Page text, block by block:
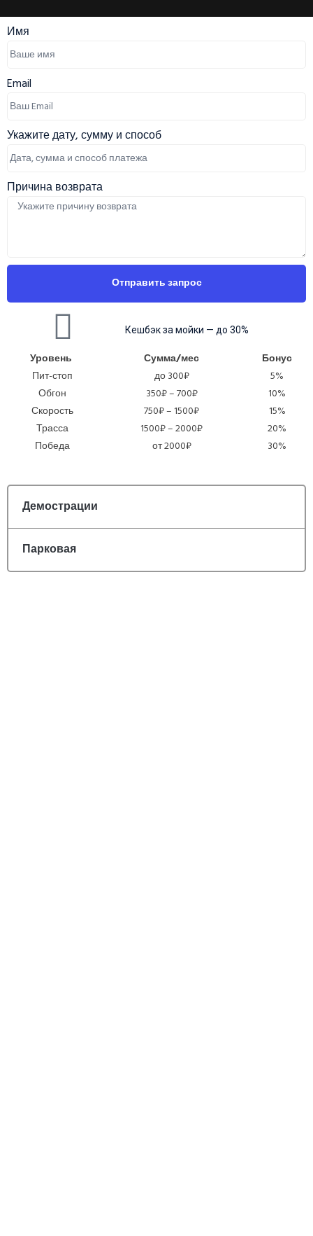
Имя
Email
Укажите дату, сумму и способ
Причина возврата
Отправить запрос
Кешбэк за мойки — до 30%
Уровень Сумма/мес
Бонус
Пит-стоп
до 300₽
5%
Обгон
350₽ – 700₽
10%
Скорость
750₽ – 1500₽
15%
Трасса
1500₽ – 2000₽
20%
Победа
от 2000₽ 30%
Демострации
Парковая